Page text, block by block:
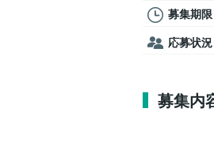
募集期限
応募状況
募集内